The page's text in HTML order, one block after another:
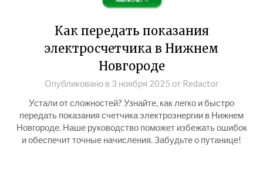
Как передать показания
электросчетчика в Нижнем
Новгороде
Опубликовано в 3 ноября 2025 от Redactor
Устали от сложностей? Узнайте, как легко и быстро
передать показания счетчика электроэнергии в Нижнем
Новгороде. Наше руководство поможет избежать ошибок
и обеспечит точные начисления. Забудьте о путанице!